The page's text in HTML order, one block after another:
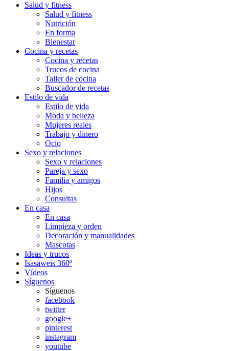
Salud y fitness
Salud y fitness
Nutrición
En forma
Bienestar
Cocina y recetas
Cocina y recetas
Trucos de cocina
Taller de cocina
Buscador de recetas
Estilo de vida
Estilo de vida
Moda y belleza
Mujeres reales
Trabajo y dinero
Ocio
Sexo y relaciones
Sexo y relaciones
Pareja y sexo
Familia y amigos
Hijos
Consultas
En casa
En casa
Limpieza y orden
Decoración y manualidades
Mascotas
Ideas y trucos
Isasaweis 360º
Vídeos
Síguenos
Síguenos
facebook
twitter
google+
pinterest
instagram
youtube